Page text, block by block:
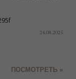
24.08.2025
ПОСМОТРЕТЬ »